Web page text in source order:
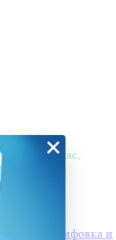
- сейчас,
трубу)
шлифовка и
×